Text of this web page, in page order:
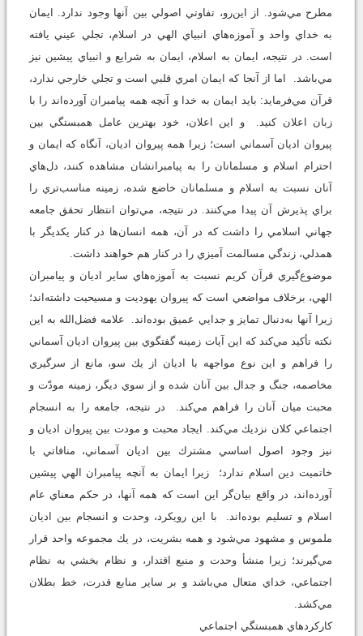
مطرح مي‌شود. از اين‌رو، تفاوتي اصولي بين آنها وجود ندارد. ايمان
به خداي واحد و آموزه‌هاي انبياي الهي در اسلام، تجلي عيني يافته
است. در نتيجه، ايمان به اسلام، ايمان به شرايع و انبياي پيشين نيز
مي‌باشد. اما از آنجا كه ايمان امري قلبي است و تجلي خارجي ندارد،
قرآن مي‌فرمايد: بايد ايمان به خدا و آنچه همه پيامبران آورده‌اند را با
زبان اعلان كنيد. و اين اعلان، خود بهترين عامل همبستگي بين
پيروان اديان آسماني است؛ زيرا همه پيروان اديان، آنگاه كه ايمان و
احترام اسلام و مسلمانان را به پيامبرانشان مشاهده كنند، دل‌هاي
آنان نسبت به اسلام و مسلمانان خاضع شده، زمينه مناسب‌تري را
براي پذيرش آن پيدا مي‌كنند. در نتيجه، مي‌توان انتظار تحقق جامعه
جهاني اسلامي را داشت كه در آن، همه انسان‌ها در كنار يكديگر با
همدلي، زندگي مسالمت آميزي را در كنار هم خواهند داشت.
موضوع‌گيري قرآن كريم نسبت به آموزه‌هاي ساير اديان و پيامبران
الهي، برخلاف مواضعي است كه پيروان يهوديت و مسيحيت داشته‌اند؛
زيرا آنها به‌دنبال تمايز و جدايي عميق بوده‌اند. علامه فضل‌الله به اين
نكته تأكيد مي‌كند كه اين آيات زمينه گفتگوي بين پيروان اديان آسماني
را فراهم و اين نوع مواجهه با اديان از يك سو، مانع از سرگيري
مخاصمه، جنگ و جدال بين آنان شده و از سوي ديگر، زمينه مودّت و
محبت ميان آنان را فراهم مي‌كند. در نتيجه، جامعه را به انسجام
اجتماعي كلان نزديك مي‌كند. ايجاد محبت و مودت بين پيروان اديان و
نيز وجود اصول اساسي مشترك بين اديان آسماني، منافاتي با
خاتميت دين اسلام ندارد؛ زيرا ايمان به آنچه پيامبران الهي پيشين
آورده‌اند، در واقع بيان‌گر اين است كه همه آنها، در حكم معناي عام
اسلام و تسليم بوده‌اند. با اين رويكرد، وحدت و انسجام بين اديان
ملموس و مشهود مي‌شود و همه بشريت، در يك مجموعه واحد قرار
مي‌گيرند؛ زيرا منشأ وحدت و منبع اقتدار، و نظام بخشي به نظام
اجتماعي، خداي متعال مي‌باشد و بر ساير منابع قدرت، خط بطلان
مي‌كشد.
كاركردهاي همبستگي اجتماعي